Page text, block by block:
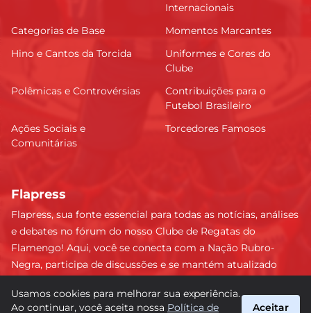
Internacionais
Categorias de Base
Momentos Marcantes
Hino e Cantos da Torcida
Uniformes e Cores do
Clube
Polêmicas e Controvérsias
Contribuições para o
Futebol Brasileiro
Ações Sociais e
Comunitárias
Torcedores Famosos
Flapress
Flapress, sua fonte essencial para todas as notícias, análises
e debates no fórum do nosso Clube de Regatas do
Flamengo! Aqui, você se conecta com a Nação Rubro-
Negra, participa de discussões e se mantém atualizado
lance e esteja sempre à frente, junto da torcida mais
Usamos cookies para melhorar sua experiência.
Ao continuar, você aceita nossa Política de Aceitar